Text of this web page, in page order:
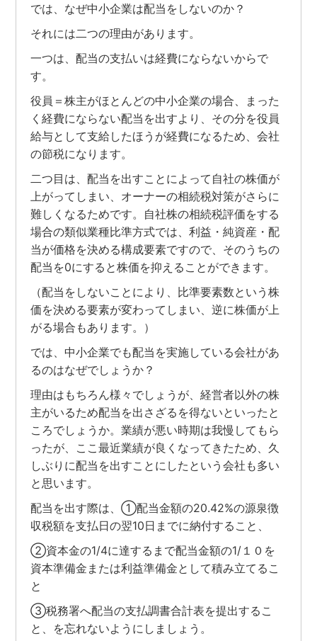
では、なぜ中小企業は配当をしないのか？
それには二つの理由があります。
一つは、配当の支払いは経費にならないからで
す。
役員＝株主がほとんどの中小企業の場合、まった
く経費にならない配当を出すより、その分を役員
給与として支給したほうが経費になるため、会社
の節税になります。
二つ目は、配当を出すことによって自社の株価が
上がってしまい、オーナーの相続税対策がさらに
難しくなるためです。自社株の相続税評価をする
場合の類似業種比準方式では、利益・純資産・配
当が価格を決める構成要素ですので、そのうちの
配当を0にすると株価を抑えることができます。
（配当をしないことにより、比準要素数という株
価を決める要素が変わってしまい、逆に株価が上
がる場合もあります。）
では、中小企業でも配当を実施している会社があ
るのはなぜでしょうか？
理由はもちろん様々でしょうが、経営者以外の株
主がいるため配当を出さざるを得ないといったと
ころでしょうか。業績が悪い時期は我慢してもら
ったが、ここ最近業績が良くなってきたため、久
しぶりに配当を出すことにしたという会社も多い
と思います。
配当を出す際は、①配当金額の20.42%の源泉徴
収税額を支払日の翌10日までに納付すること、
②資本金の1/4に達するまで配当金額の1/１０を
資本準備金または利益準備金として積み立てるこ
と
③税務署へ配当の支払調書合計表を提出するこ
と、を忘れないようにしましょう。